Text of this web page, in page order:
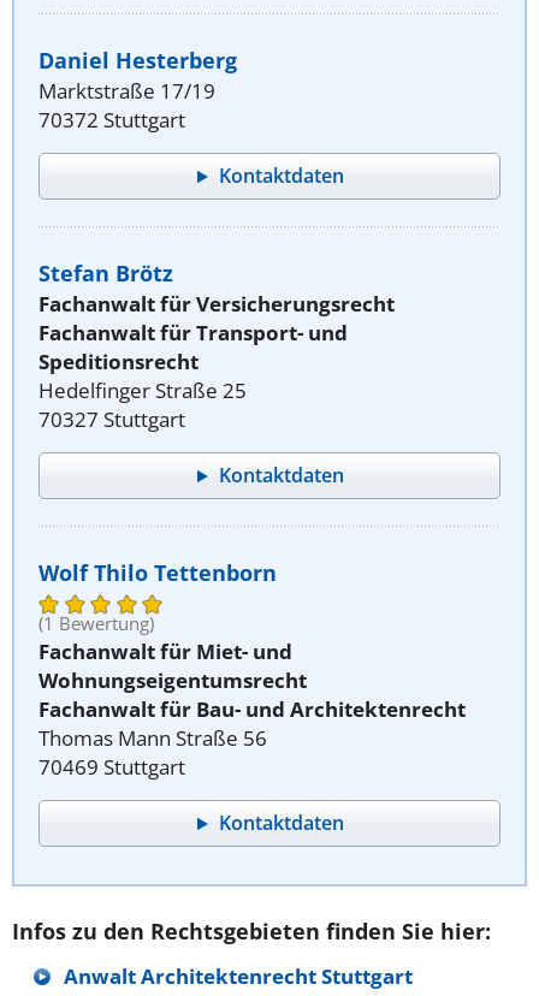
Daniel Hesterberg
Marktstraße 17/19
70372 Stuttgart
Kontaktdaten
Stefan Brötz
Fachanwalt für Versicherungsrecht
Fachanwalt für Transport- und
Speditionsrecht
Hedelfinger Straße 25
70327 Stuttgart
Kontaktdaten
Wolf Thilo Tettenborn
(1 Bewertung)
Fachanwalt für Miet- und
Wohnungseigentumsrecht
Fachanwalt für Bau- und Architektenrecht
Thomas Mann Straße 56
70469 Stuttgart
Kontaktdaten
Infos zu den Rechtsgebieten finden Sie hier:
Anwalt Architektenrecht Stuttgart